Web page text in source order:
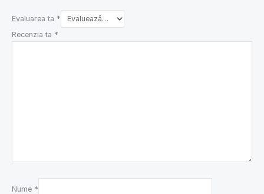
Evaluarea ta *
Recenzia ta *
Nume *